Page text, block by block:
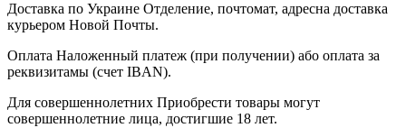
Доставка по Украине Отделение, почтомат, адресна доставка
курьером Новой Почты.
Оплата Наложенный платеж (при получении) або оплата за
реквизитамы (счет IBAN).
Для совершеннолетних Приобрести товары могут
совершеннолетние лица, достигшие 18 лет.